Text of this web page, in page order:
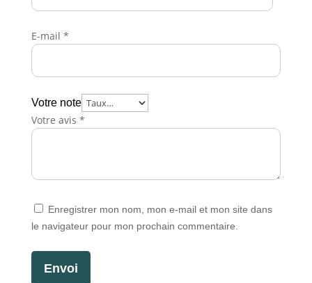
Votre note
Votre avis *
E-mail *
Enregistrer mon nom, mon e-mail et mon site dans
le navigateur pour mon prochain commentaire.
Envoi